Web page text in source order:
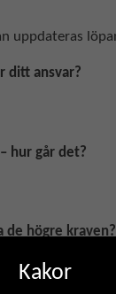
uppdateras
ditt ansvar?
hur går det?
de högre kraven?
Kakor